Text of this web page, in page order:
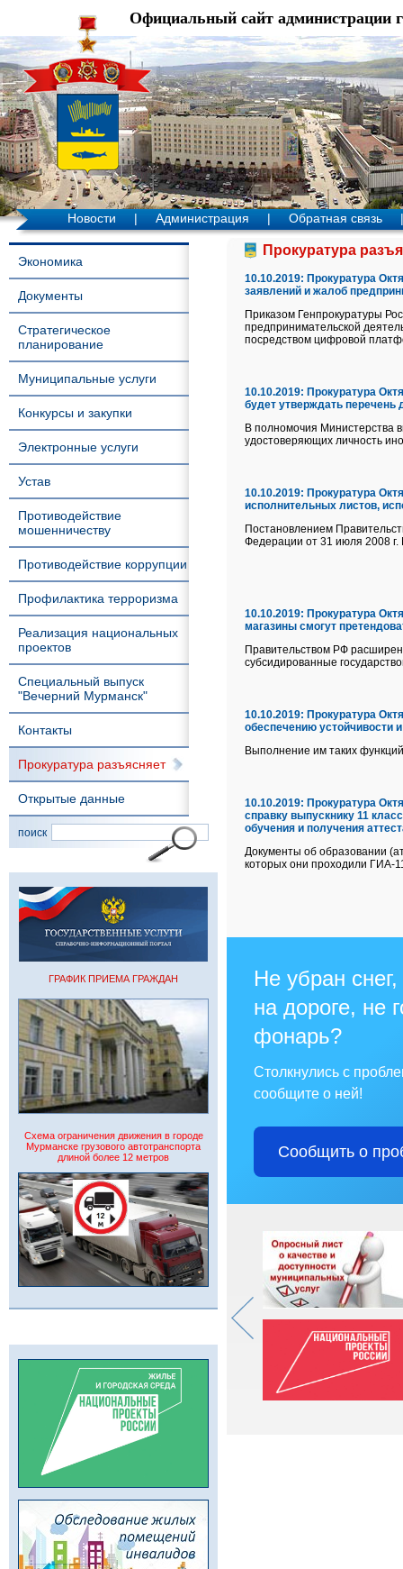
Официальный сайт администрации
Новости | Администрация | Обратная связь |
Экономика
Документы
Стратегическое
планирование
Муниципальные услуги
Конкурсы и закупки
Электронные услуги
Устав
Противодействие
мошенничеству
Противодействие коррупции
Профилактика терроризма
Реализация национальных
проектов
Специальный выпуск
"Вечерний Мурманск"
Контакты
Прокуратура разъясняет
Открытые данные
поиск
ГРАФИК ПРИЕМА ГРАЖДАН
Схема ограничения движения в городе
Мурманске грузового автотранспорта
длиной более 12 метров
Прокуратура
10.10.2019: Прокуратура
заявлений и жалоб
Приказом Генпрокуратуры
предпринимательской
посредством цифровой
10.10.2019: Прокуратура
будет утверждать перечень
В полномочия Министерства
удостоверяющих личность
10.10.2019: Прокуратура
исполнительных листов,
Постановлением
Федерации от 31 июля 2008
10.10.2019: Прокуратура
магазины смогут
Правительством РФ
субсидированные
10.10.2019: Прокуратура
обеспечению устойчивости
Выполнение им таких
10.10.2019: Прокуратура
справку выпускнику 11
обучения и получения
Документы об образовании
которых они проходили ГИА-
Не убран
на дороге, не
фонарь?
Столкнулись с
сообщите о ней!
Сообщить о